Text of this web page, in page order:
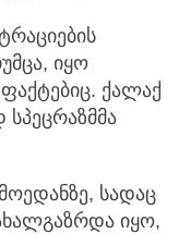
იყო
ქალაქ
სპეცრაზმმა
სადაც
იყო,